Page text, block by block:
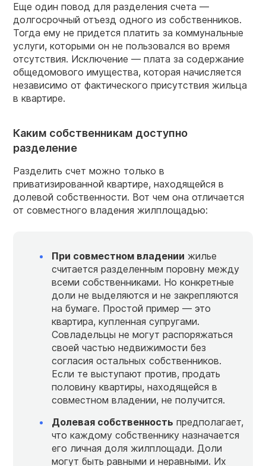
Еще один повод для разделения счета —
долгосрочный отъезд одного из собственников.
Тогда ему не придется платить за коммунальные
услуги, которыми он не пользовался во время
отсутствия. Исключение — плата за содержание
общедомового имущества, которая начисляется
независимо от фактического присутствия жильца
в квартире.
Каким собственникам доступно
разделение
Разделить счет можно только в
приватизированной квартире, находящейся в
долевой собственности. Вот чем она отличается
от совместного владения жилплощадью:
При совместном владении жилье
считается разделенным поровну между
всеми собственниками. Но конкретные
доли не выделяются и не закрепляются
на бумаге. Простой пример — это
квартира, купленная супругами.
Совладельцы не могут распоряжаться
своей частью недвижимости без
согласия остальных собственников.
Если те выступают против, продать
половину квартиры, находящейся в
совместном владении, не получится.
Долевая собственность предполагает,
что каждому собственнику назначается
его личная доля жилплощади. Доли
могут быть равными и неравными. Их